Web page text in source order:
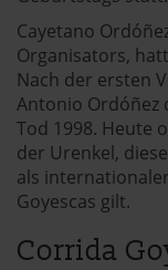
Cayetano
Organisators,
Nach der ersten
Antonio Ordóñez
Tod 1998. Heute
der Urenkel,
als
Goyescas gilt.
Corrida